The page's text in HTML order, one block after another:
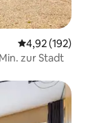
4,92 (192)
zur Stadt